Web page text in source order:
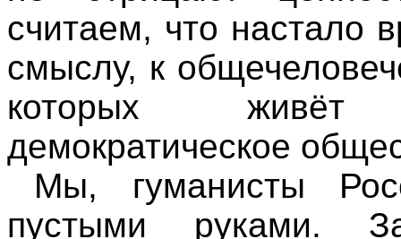
считаем, что настало
смыслу, к
которых живёт
демократическое
Мы, гуманисты
пустыми руками.